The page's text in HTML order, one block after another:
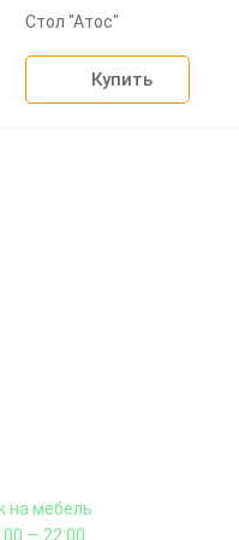
Стол "Атос"
Купить
на мебель
— 22:00